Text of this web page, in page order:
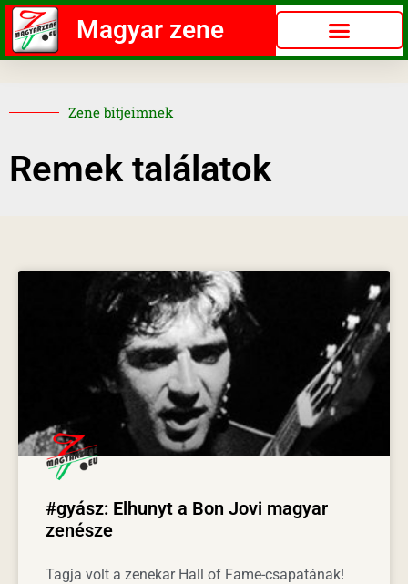
Magyar zene
Zene bitjeimnek
Remek találatok
#gyász: Elhunyt a Bon Jovi magyar
zenésze
Tagja volt a zenekar Hall of Fame-csapatának!